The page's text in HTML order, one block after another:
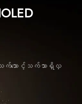
သောင့်သက်သာရှိလှ